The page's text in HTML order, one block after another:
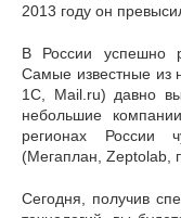
2013 году он
В России успешно
Самые известные из
1С, Mail.ru) давно
небольшие
регионах России
(Мегаплан, Zeptolab,
Сегодня, получив